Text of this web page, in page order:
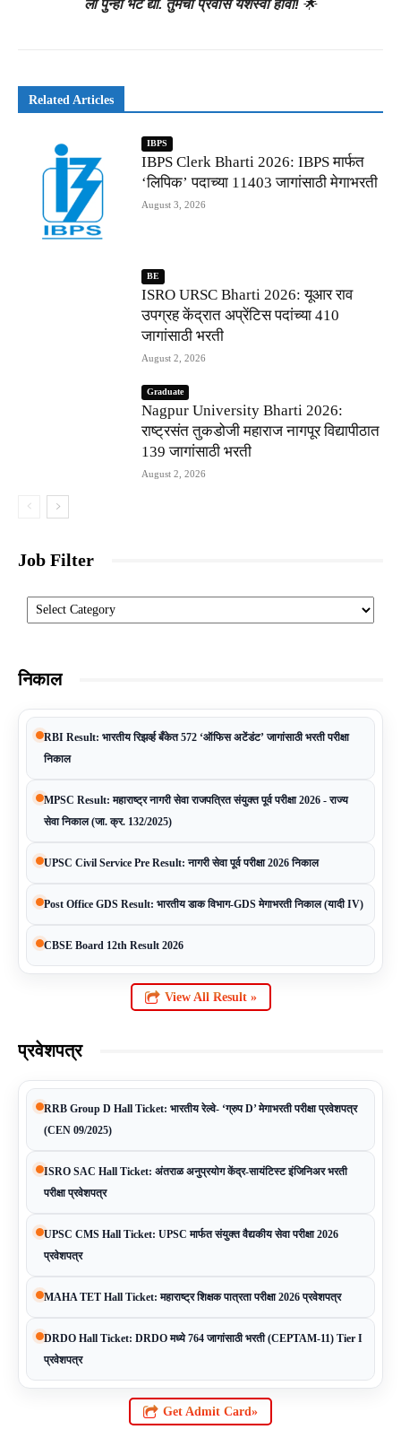
ला पुन्हा भेट द्या. तुमचा प्रवास यशस्वी होवो! 🌟
Related Articles
IBPS
IBPS Clerk Bharti 2026: IBPS मार्फत
‘लिपिक’ पदाच्या 11403 जागांसाठी मेगाभरती
August 3, 2026
BE
ISRO URSC Bharti 2026: यूआर राव
उपग्रह केंद्रात अप्रेंटिस पदांच्या 410
जागांसाठी भरती
August 2, 2026
Graduate
Nagpur University Bharti 2026:
राष्ट्रसंत तुकडोजी महाराज नागपूर विद्यापीठात
139 जागांसाठी भरती
August 2, 2026
Job Filter
Categories
निकाल
RBI Result: भारतीय रिझर्व्ह बँकेत 572 ‘ऑफिस अटेंडंट’ जागांसाठी भरती परीक्षा
निकाल
MPSC Result: महाराष्ट्र नागरी सेवा राजपत्रित संयुक्त पूर्व परीक्षा 2026 - राज्य
सेवा निकाल (जा. क्र. 132/2025)
UPSC Civil Service Pre Result: नागरी सेवा पूर्व परीक्षा 2026 निकाल
Post Office GDS Result: भारतीय डाक विभाग-GDS मेगाभरती निकाल (यादी IV)
CBSE Board 12th Result 2026
View All Result »
प्रवेशपत्र
RRB Group D Hall Ticket: भारतीय रेल्वे- ‘ग्रुप D’ मेगाभरती परीक्षा प्रवेशपत्र
(CEN 09/2025)
ISRO SAC Hall Ticket: अंतराळ अनुप्रयोग केंद्र-सायंटिस्ट इंजिनिअर भरती
परीक्षा प्रवेशपत्र
UPSC CMS Hall Ticket: UPSC मार्फत संयुक्त वैद्यकीय सेवा परीक्षा 2026
प्रवेशपत्र
MAHA TET Hall Ticket: महाराष्ट्र शिक्षक पात्रता परीक्षा 2026 प्रवेशपत्र
DRDO Hall Ticket: DRDO मध्ये 764 जागांसाठी भरती (CEPTAM-11) Tier I
प्रवेशपत्र
Get Admit Card»